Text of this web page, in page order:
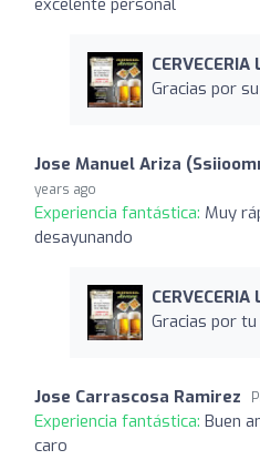
CERVECERIA
Gracias por
Jose Manuel Ariza
years ago
Experiencia fantástica: Muy
desayunando
CERVECERIA
Gracias por
Jose Carrascosa Ramirez
Experiencia fantástica: Buen
caro